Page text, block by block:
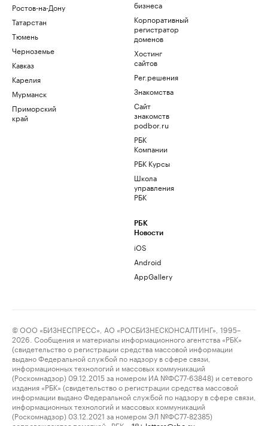
Ростов-на-Дону
Татарстан
Тюмень
Черноземье
Кавказ
Карелия
Мурманск
Приморский
край
бизнеса
Корпоративный
регистратор
доменов
Хостинг
сайтов
Рег.решения
Знакомства
Сайт
знакомств
podbor.ru
РБК
Компании
РБК Курсы
Школа
управления
РБК
РБК
Новости
iOS
Android
AppGallery
© ООО «БИЗНЕСПРЕСС», АО «РОСБИЗНЕСКОНСАЛТИНГ», 1995–
2026. Сообщения и материалы информационного агентства «РБК»
(свидетельство о регистрации средства массовой информации
выдано Федеральной службой по надзору в сфере связи,
информационных технологий и массовых коммуникаций
(Роскомнадзор) 09.12.2015 за номером ИА №ФС77-63848) и сетевого
издания «РБК» (свидетельство о регистрации средства массовой
информации выдано Федеральной службой по надзору в сфере связи,
информационных технологий и массовых коммуникаций
(Роскомнадзор) 03.12.2021 за номером ЭЛ №ФС77-82385)